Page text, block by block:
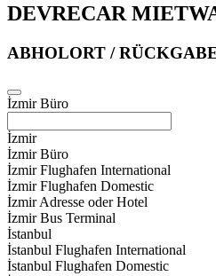
DEVRECAR
ABHOLORT /
İzmir Büro
İzmir
İzmir Büro
İzmir Flughafen International
İzmir Flughafen Domestic
İzmir Adresse oder Hotel
İzmir Bus Terminal
İstanbul
İstanbul Flughafen International
İstanbul Flughafen Domestic